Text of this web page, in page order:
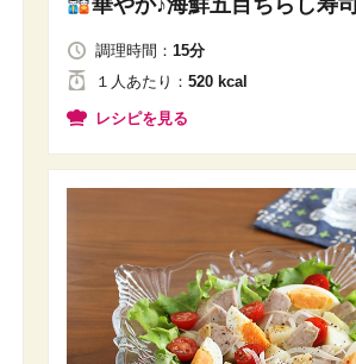
調理時間： 15分
１人 あたり ： 520 kcal
レシピを見る